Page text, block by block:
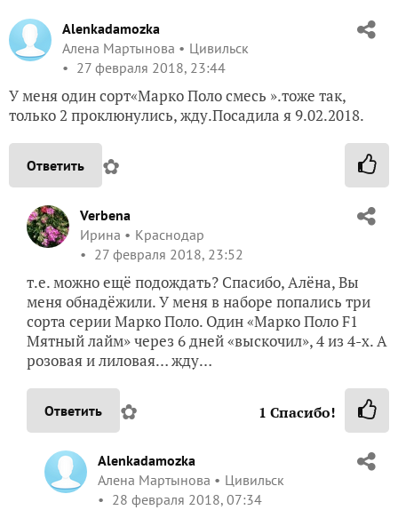
Alenkadamozka
Алена Мартынова
Цивильск
27 февраля 2018, 23:44
У меня один сорт«Марко Поло смесь ».тоже так,
только 2 проклюнулись, жду.Посадила я 9.02.2018.
Ответить ✿
Verbena
Ирина
Краснодар
27 февраля 2018, 23:52
т.е. можно ещё подождать? Спасибо, Алёна, Вы
меня обнадёжили. У меня в наборе попались три
сорта серии Марко Поло. Один «Марко Поло F1
Мятный лайм» через 6 дней «выскочил», 4 из 4-х. А
розовая и лиловая… жду…
Ответить ✿ 1 Спасибо!
Alenkadamozka
Алена Мартынова
Цивильск
28 февраля 2018, 07:34